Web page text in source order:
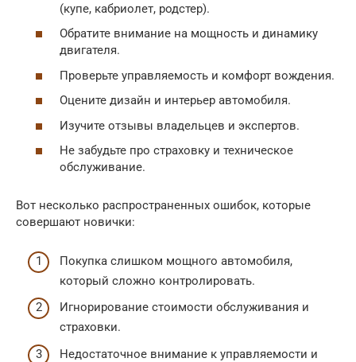
(купе, кабриолет, родстер).
Обратите внимание на мощность и динамику
двигателя.
Проверьте управляемость и комфорт вождения.
Оцените дизайн и интерьер автомобиля.
Изучите отзывы владельцев и экспертов.
Не забудьте про страховку и техническое
обслуживание.
Вот несколько распространенных ошибок, которые
совершают новички:
Покупка слишком мощного автомобиля,
который сложно контролировать.
Игнорирование стоимости обслуживания и
страховки.
Недостаточное внимание к управляемости и